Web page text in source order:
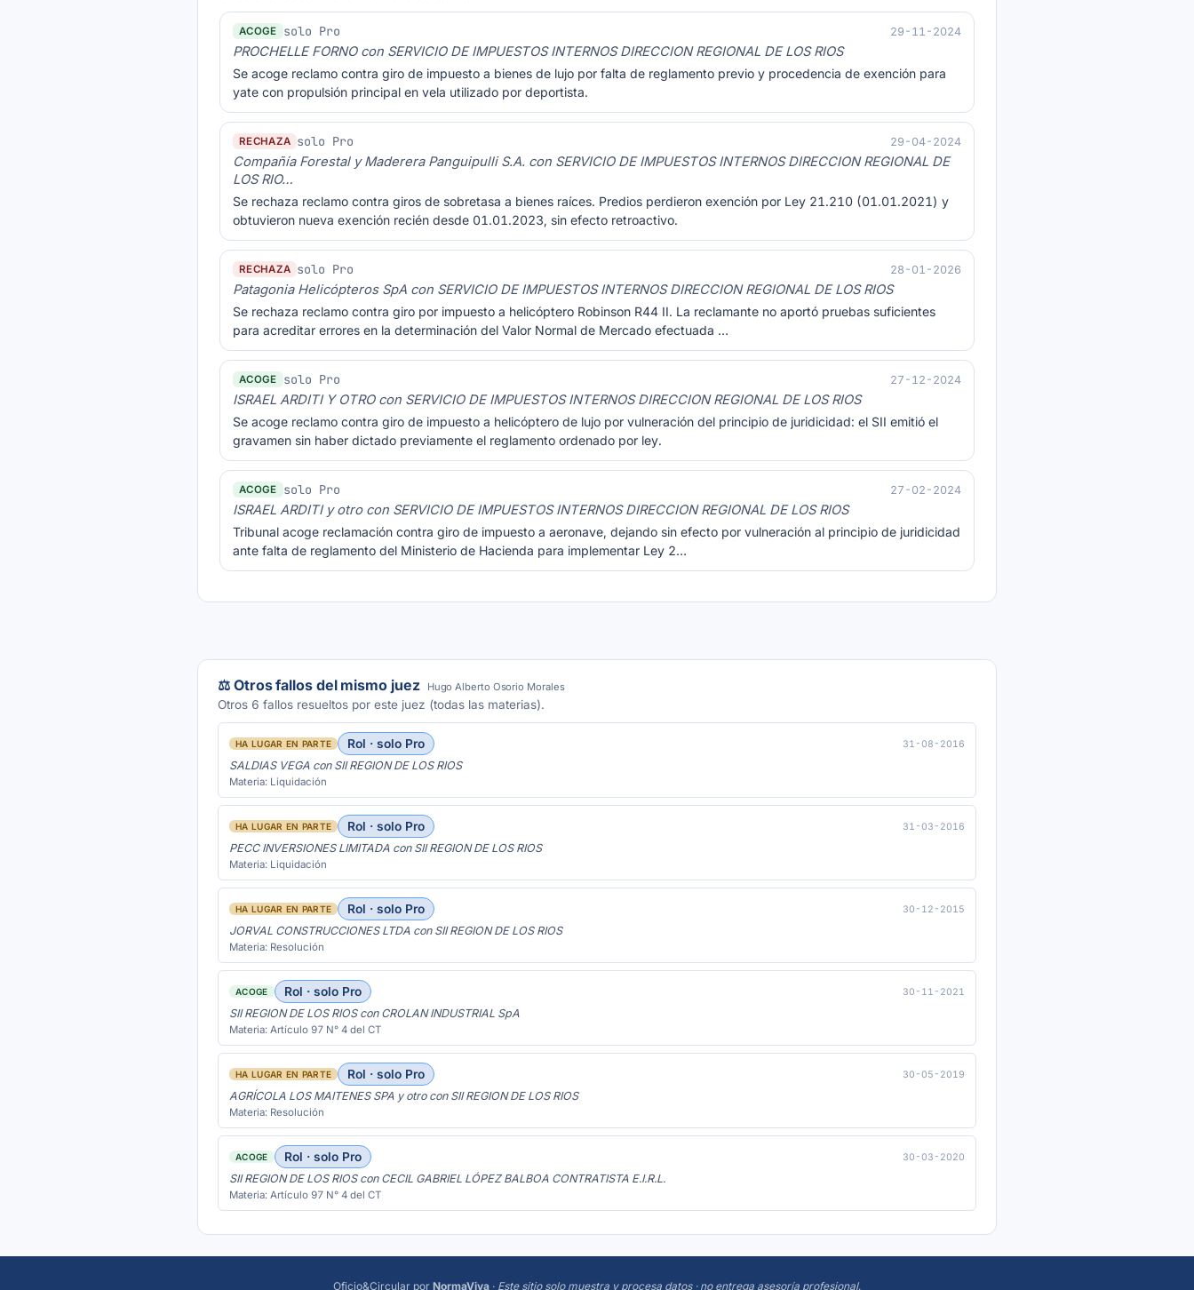
ACOGE solo Pro 29-11-2024
PROCHELLE FORNO con SERVICIO DE IMPUESTOS INTERNOS DIRECCION REGIONAL DE LOS RIOS
Se acoge reclamo contra giro de impuesto a bienes de lujo por falta de reglamento previo y procedencia de exención para
yate con propulsión principal en vela utilizado por deportista.
RECHAZA solo Pro 29-04-2024
Compañía Forestal y Maderera Panguipulli S.A. con SERVICIO DE IMPUESTOS INTERNOS DIRECCION REGIONAL DE
LOS RIO…
Se rechaza reclamo contra giros de sobretasa a bienes raíces. Predios perdieron exención por Ley 21.210 (01.01.2021) y
obtuvieron nueva exención recién desde 01.01.2023, sin efecto retroactivo.
RECHAZA solo Pro 28-01-2026
Patagonia Helicópteros SpA con SERVICIO DE IMPUESTOS INTERNOS DIRECCION REGIONAL DE LOS RIOS
Se rechaza reclamo contra giro por impuesto a helicóptero Robinson R44 II. La reclamante no aportó pruebas suficientes
para acreditar errores en la determinación del Valor Normal de Mercado efectuada …
ACOGE solo Pro 27-12-2024
ISRAEL ARDITI Y OTRO con SERVICIO DE IMPUESTOS INTERNOS DIRECCION REGIONAL DE LOS RIOS
Se acoge reclamo contra giro de impuesto a helicóptero de lujo por vulneración del principio de juridicidad: el SII emitió el
gravamen sin haber dictado previamente el reglamento ordenado por ley.
ACOGE solo Pro 27-02-2024
ISRAEL ARDITI y otro con SERVICIO DE IMPUESTOS INTERNOS DIRECCION REGIONAL DE LOS RIOS
Tribunal acoge reclamación contra giro de impuesto a aeronave, dejando sin efecto por vulneración al principio de juridicidad
ante falta de reglamento del Ministerio de Hacienda para implementar Ley 2…
⚖️ Otros fallos del mismo juez Hugo Alberto Osorio Morales
Otros 6 fallos resueltos por este juez (todas las materias).
HA LUGAR EN PARTE Rol · solo Pro 31-08-2016
SALDIAS VEGA con SII REGION DE LOS RIOS
Materia: Liquidación
HA LUGAR EN PARTE Rol · solo Pro 31-03-2016
PECC INVERSIONES LIMITADA con SII REGION DE LOS RIOS
Materia: Liquidación
HA LUGAR EN PARTE Rol · solo Pro 30-12-2015
JORVAL CONSTRUCCIONES LTDA con SII REGION DE LOS RIOS
Materia: Resolución
ACOGE Rol · solo Pro 30-11-2021
SII REGION DE LOS RIOS con CROLAN INDUSTRIAL SpA
Materia: Artículo 97 N° 4 del CT
HA LUGAR EN PARTE Rol · solo Pro 30-05-2019
AGRÍCOLA LOS MAITENES SPA y otro con SII REGION DE LOS RIOS
Materia: Resolución
ACOGE Rol · solo Pro 30-03-2020
SII REGION DE LOS RIOS con CECIL GABRIEL LÓPEZ BALBOA CONTRATISTA E.I.R.L.
Materia: Artículo 97 N° 4 del CT
Oficio&Circular por NormaViva · Este sitio solo muestra y procesa datos · no entrega asesoría profesional.